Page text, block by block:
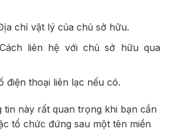
chỉ vật lý của chủ sở hữu.
Cách liên hệ với chủ sở hữu qua
điện thoại liên lạc nếu có.
tin này rất quan trọng khi bạn cần
tổ chức đứng sau một tên miền